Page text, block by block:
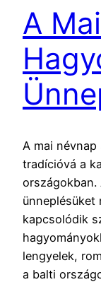
A
A mai
tradícióvá a
országokban.
ünneplésüket
kapcsolódik
lengyelek,
a balti